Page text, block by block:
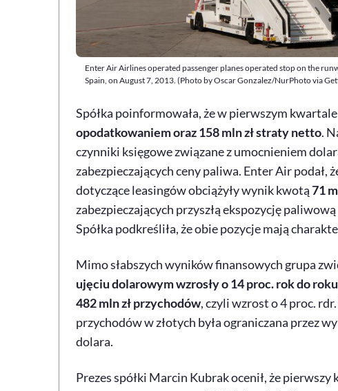
Enter Air Airlines operated passenger planes operated stop on the
Spain, on August 7, 2013. (Photo by Oscar Gonzalez/NurPhoto via
Spółka poinformowała, że w pierwszym
opodatkowaniem oraz 158 mln zł straty netto.
czynniki księgowe związane z umocnieniem
zabezpieczających ceny paliwa. EnterAirpodał,
dotyczące leasingów obciążyły wynik kwotą71
zabezpieczających przyszłą ekspozycję
Spółka podkreśliła, że obie pozycje mają
Mimo słabszych wyników finansowych grupa
ujęciu dolarowym wzrosły o 14 proc. rok do
482 mln zł przychodów, czyli wzrost o 4 proc.
przychodów w złotych była ograniczana przez
dolara.
Prezes spółki Marcin Kubrak ocenił, że pierwszy